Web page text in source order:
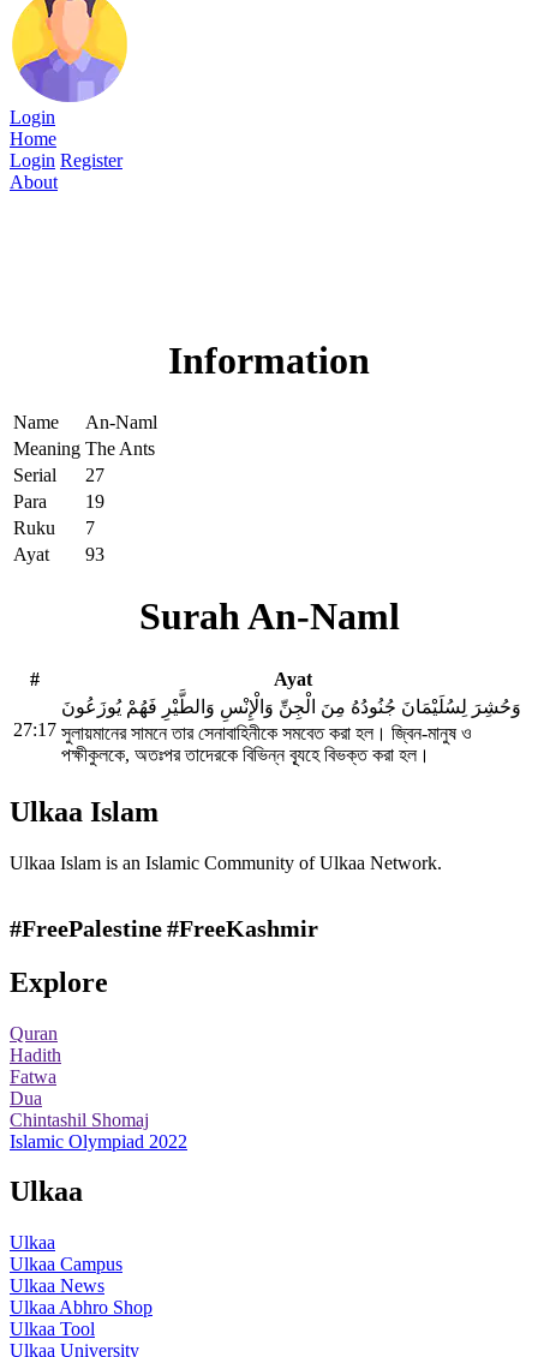
Login
Home
Login Register
About
Information
Name
An-Naml
Meaning The Ants
Serial
27
Para
19
Ruku
7
Ayat
93
Surah An-Naml
# Ayat
27:17
وَحُشِرَ لِسُلَيْمَانَ جُنُودُهُ مِنَ الْجِنِّ وَالْإِنْسِ وَالطَّيْرِ فَهُمْ يُوزَعُونَ
সুলায়মানের সামনে তার সেনাবাহিনীকে সমবেত করা হল। জ্বিন-মানুষ ও
পক্ষীকুলকে, অতঃপর তাদেরকে বিভিন্ন ব্যূহে বিভক্ত করা হল।
Ulkaa Islam
Ulkaa Islam is an Islamic Community of Ulkaa Network.
#FreePalestine#FreeKashmir
Explore
Quran
Hadith
Fatwa
Dua
Chintashil Shomaj
Islamic Olympiad 2022
Ulkaa
Ulkaa
Ulkaa Campus
Ulkaa News
Ulkaa Abhro Shop
Ulkaa Tool
Ulkaa University